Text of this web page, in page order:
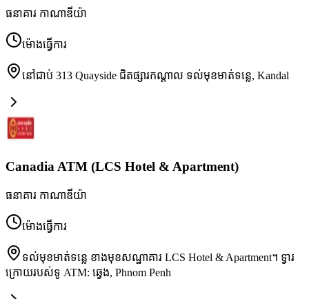
ធនាគារ កាណាឌីយ៉ា
ម៉ោងធ្វើការ
នៅជាប់ 313 Quayside ជិតផ្សារកណ្តាល ទល់មុខមាត់ទន្លេ, Kandal
Canadia ATM (LCS Hotel & Apartment)
ធនាគារ កាណាឌីយ៉ា
ម៉ោងធ្វើការ
ទល់មុខមាត់ទន្លេ ខាងមុខសណ្ឋាគារ LCS Hotel & Apartment។ ទ្វារ
ក្រោយរបស់​ទូ ATM: ឆ្វេង, Phnom Penh